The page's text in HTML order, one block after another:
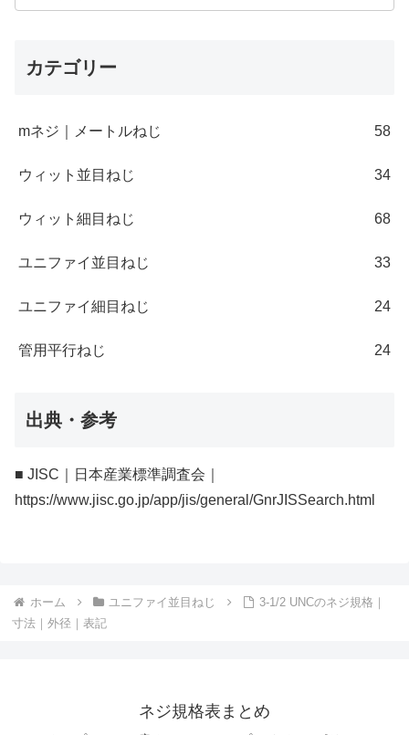
カテゴリー
mネジ｜メートルねじ 58
ウィット並目ねじ 34
ウィット細目ねじ 68
ユニファイ並目ねじ 33
ユニファイ細目ねじ 24
管用平行ねじ 24
出典・参考
■ JISC｜日本産業標準調査会｜
https://www.jisc.go.jp/app/jis/general/GnrJISSearch.html
ホーム ユニファイ並目ねじ
3-1/2 UNCのネジ規格｜
寸法｜外径｜表記
ネジ規格表まとめ